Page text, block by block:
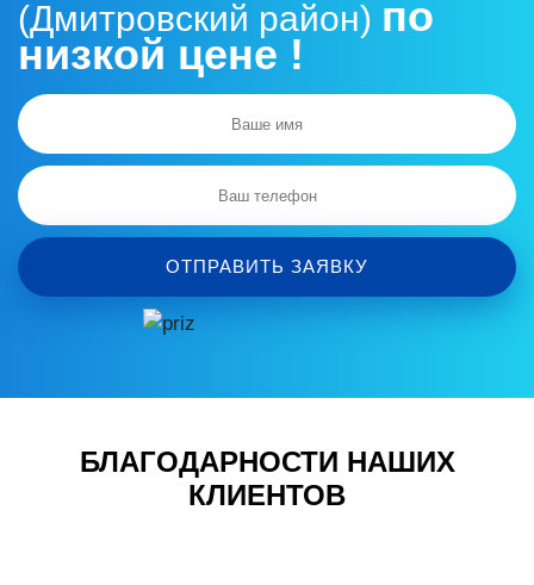
(Дмитровский район) по
низкой цене !
ОТПРАВИТЬ ЗАЯВКУ
БЛАГОДАРНОСТИ НАШИХ
КЛИЕНТОВ